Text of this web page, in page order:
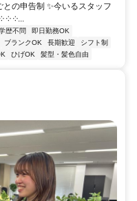
の申告制 ✨今いるスタッフ
༶ ༶...
歴不問
即日勤務OK
ブランクOK 長期歓迎
シフト制
ひげOK 髪型・髪色自由